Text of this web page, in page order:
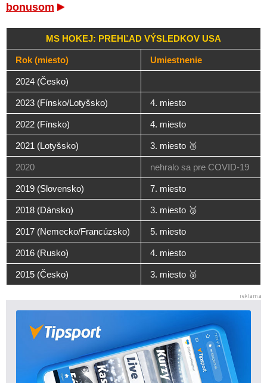
bonusom
MS HOKEJ: PREHĽAD VÝSLEDKOV USA
Rok (miesto) Umiestnenie
2024 (Česko)
2023 (Fínsko/Lotyšsko) 4. miesto
2022 (Fínsko) 4. miesto
2021 (Lotyšsko) 3. miesto 🥉
2020 nehralo sa pre COVID-19
2019 (Slovensko) 7. miesto
2018 (Dánsko) 3. miesto 🥉
2017 (Nemecko/Francúzsko) 5. miesto
2016 (Rusko) 4. miesto
2015 (Česko) 3. miesto 🥉